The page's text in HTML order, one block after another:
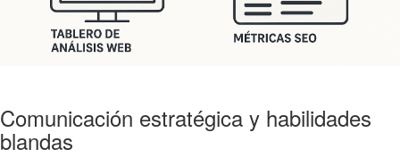
Comunicación estratégica y habilidades
blandas